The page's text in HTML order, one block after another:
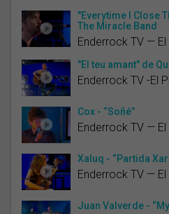
"Everytime I Close
The Miracle Band
Enderrock TV — El
"El teu amant" de
Enderrock TV -El
Cox - “Soñé”
Enderrock TV — El
Xaluq - “Partida
Enderrock TV — El
Juan Valverde -